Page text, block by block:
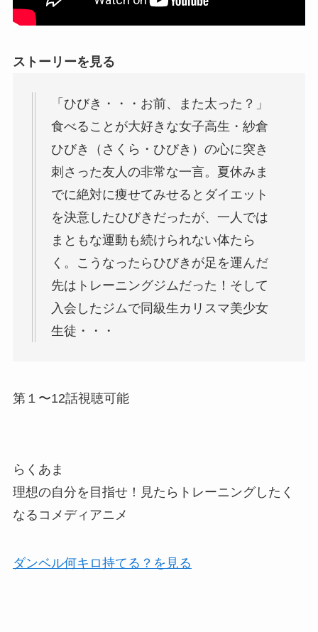
ストーリーを見る
「ひびき・・・お前、また太った？」
食べることが大好きな女子高生・紗倉
ひびき（さくら・ひびき）の心に突き
刺さった友人の非常な一言。夏休みま
でに絶対に痩せてみせるとダイエット
を決意したひびきだったが、一人では
まともな運動も続けられない体たら
く。こうなったらひびきが足を運んだ
先はトレーニングジムだった！そして
入会したジムで同級生カリスマ美少女
生徒・・・
第１〜12話視聴可能
らくあま
理想の自分を目指せ！見たらトレーニングしたく
なるコメディアニメ
ダンベル何キロ持てる？を見る